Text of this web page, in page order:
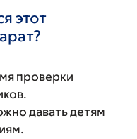
этот
проверки
давать детям